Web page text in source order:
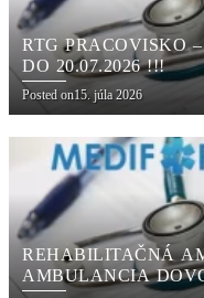
RTG PRACOVISKO
DO 20.07.2026 !!!
Posted on15. júla 2026
REHABILITAČNÁ
AMBULANCIA